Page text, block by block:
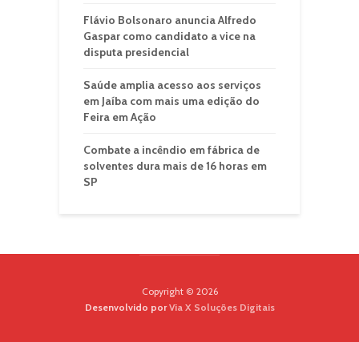
Flávio Bolsonaro anuncia Alfredo
Gaspar como candidato a vice na
disputa presidencial
Saúde amplia acesso aos serviços
em Jaíba com mais uma edição do
Feira em Ação
Combate a incêndio em fábrica de
solventes dura mais de 16 horas em
SP
Copyright © 2026
Desenvolvido porVia X Soluções Digitais